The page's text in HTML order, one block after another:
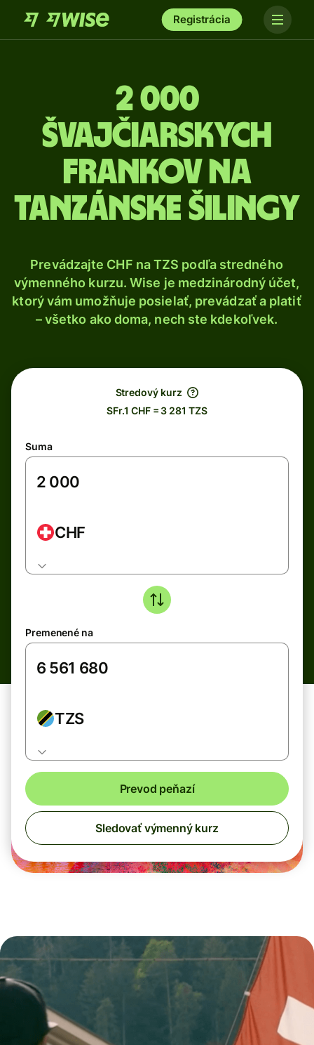
Registrácia
2 000
Švajčiarskych
frankov na
tanzánske šilingy
Prevádzajte CHF na TZS podľa stredného
výmenného kurzu. Wise je medzinárodný účet,
ktorý vám umožňuje posielať, prevádzať a platiť
– všetko ako doma, nech ste kdekoľvek.
Stredový kurz
SFr.1 CHF = 3 281 TZS
Suma
CHF
Premenené na
TZS
Prevod peňazí
Sledovať výmenný kurz